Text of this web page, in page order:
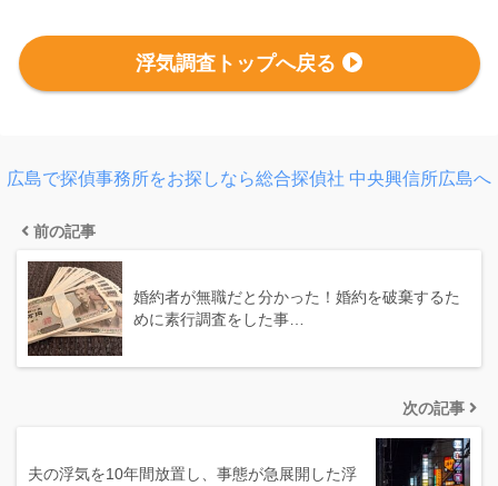
浮気調査トップへ戻る
広島で探偵事務所をお探しなら総合探偵社 中央興信所広島へ
前の記事
婚約者が無職だと分かった！婚約を破棄するた
めに素行調査をした事…
次の記事
夫の浮気を10年間放置し、事態が急展開した浮